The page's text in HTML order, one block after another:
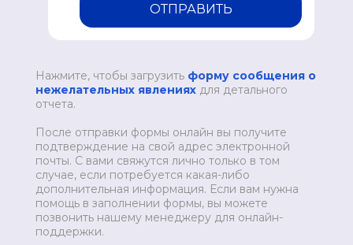
ОТПРАВИТЬ
Нажмите, чтобы загрузить форму сообщения о
нежелательных явлениях для детального
отчета.
После отправки формы онлайн вы получите
подтверждение на свой адрес электронной
почты. С вами свяжутся лично только в том
случае, если потребуется какая-либо
дополнительная информация. Если вам нужна
помощь в заполнении формы, вы можете
позвонить нашему менеджеру для онлайн-
поддержки.